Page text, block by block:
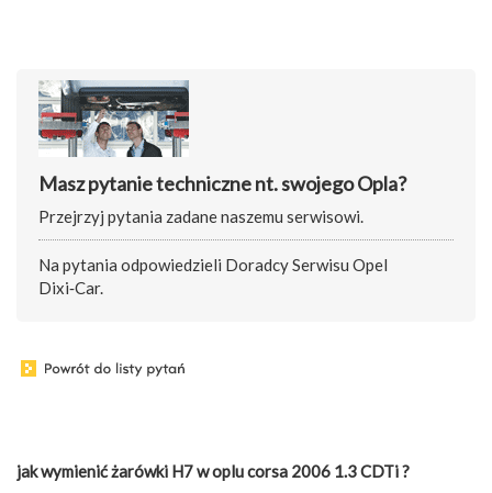
Masz pytanie techniczne nt. swojego Opla?
Przejrzyj pytania zadane naszemu serwisowi.
Na pytania odpowiedzieli Doradcy Serwisu Opel
Dixi‑Car.
jak wymienić żarówki H7 w oplu corsa 2006 1.3 CDTi ?